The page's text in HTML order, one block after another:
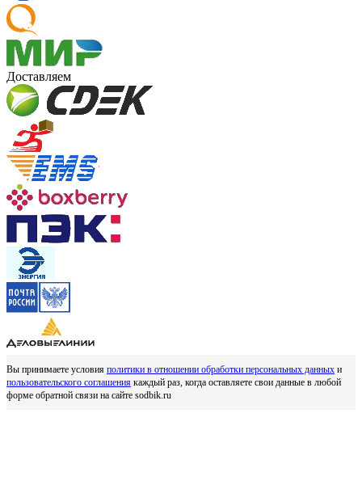
Доставляем
Вы принимаете условия политики в отношении обработки персональных данных и
пользовательского соглашения каждый раз, когда оставляете свои данные в любой
форме обратной связи на сайте sodbik.ru